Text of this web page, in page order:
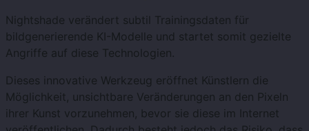
Nightshade verändert subtil Trainingsdaten für
bildgenerierende KI-Modelle und startet somit gezielte
Angriffe auf diese Technologien.
Dieses innovative Werkzeug eröffnet Künstlern die
Möglichkeit, unsichtbare Veränderungen an den Pixeln
ihrer Kunst vorzunehmen, bevor sie diese im Internet